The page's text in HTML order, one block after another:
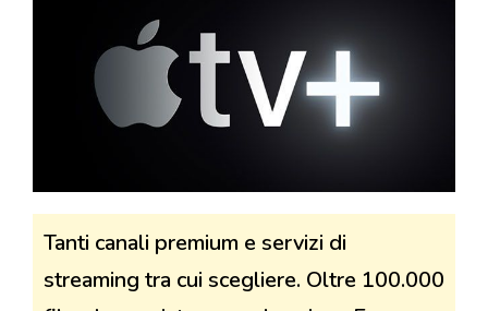
Tanti canali premium e servizi di
streaming tra cui scegliere. Oltre 100.000